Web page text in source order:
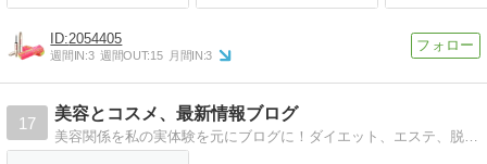
2054405
週間IN:3 週間OUT:15 月間IN:3
17
美容とコスメ、最新情報ブログ
美容関係を私の実体験を元にブログに！ダイエット、エステ、脱毛、コスメなど、最新の情報とともにお勧めの商品をご紹介！